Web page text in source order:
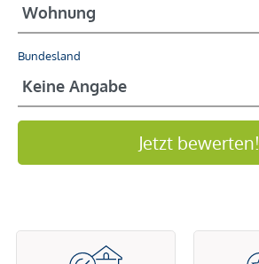
Bundesland
Jetzt bewerten!